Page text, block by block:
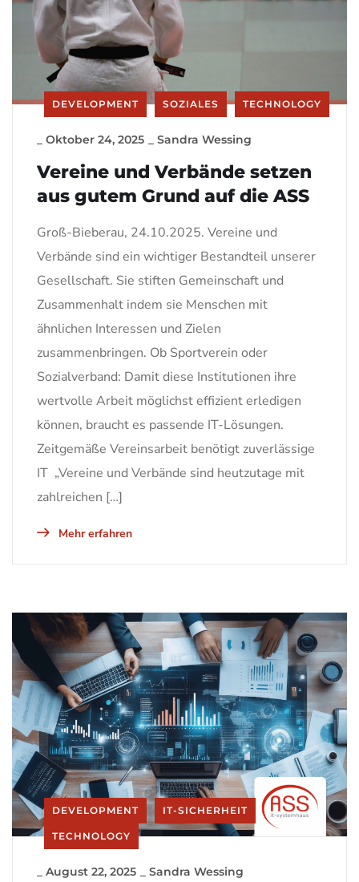
DEVELOPMENT SOZIALES TECHNOLOGY
Oktober 24, 2025 Sandra Wessing
Vereine und Verbände setzen
aus gutem Grund auf die ASS
Groß-Bieberau, 24.10.2025. Vereine und
Verbände sind ein wichtiger Bestandteil unserer
Gesellschaft. Sie stiften Gemeinschaft und
Zusammenhalt indem sie Menschen mit
ähnlichen Interessen und Zielen
zusammenbringen. Ob Sportverein oder
Sozialverband: Damit diese Institutionen ihre
wertvolle Arbeit möglichst effizient erledigen
können, braucht es passende IT-Lösungen.
Zeitgemäße Vereinsarbeit benötigt zuverlässige
IT „Vereine und Verbände sind heutzutage mit
zahlreichen […]
Mehr erfahren
DEVELOPMENT IT-SICHERHEIT
TECHNOLOGY
August 22, 2025 Sandra Wessing